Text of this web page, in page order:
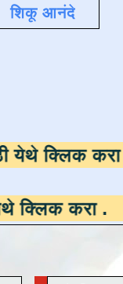
शिकू आनंदे
येथे
.